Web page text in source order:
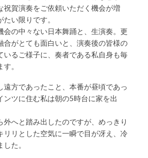
祝賀演奏をご依頼いただく機会が増
い限りです。
会の中々ない日本舞踊と、生演奏。更
合がとても面白いと、演奏後の皆様の
いるご様子に、奏者である私自身も毎
。
遠方であったこと、本番が昼頃であっ
ンツに住む私は朝の5時台に家を出
外へと踏み出したのですが、めっきり
リリとした空気に一瞬で目が冴え、冷
た。